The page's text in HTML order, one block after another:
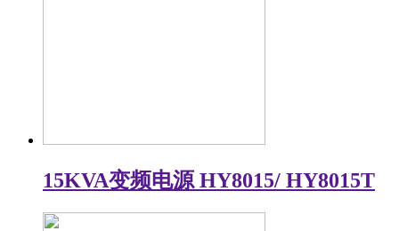
15KVA变频电源 HY8015/ HY8015T